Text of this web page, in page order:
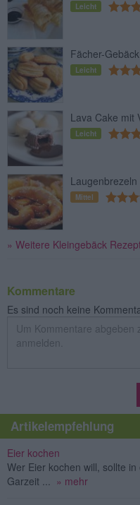
Leicht
Fächer-Gebäck
Leicht
Lava Cake mit
Leicht
Laugenbrezeln
Mittel
» Weitere Kleingebäck
Kommentare
Es sind noch keine
Artikelempfehlung
Eier kochen
Wer Eier kochen will, sollte
Garzeit ... » mehr